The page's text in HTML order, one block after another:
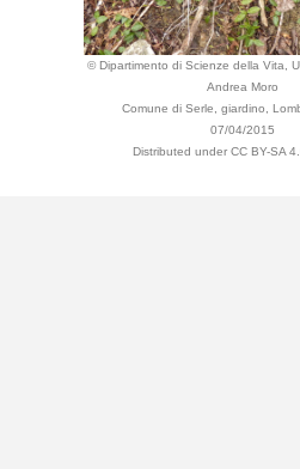
© Dipartimento di Scienze della Vita,
Andrea Moro
Comune di Serle, giardino,
07/04/2015
Distributed under CC BY-SA